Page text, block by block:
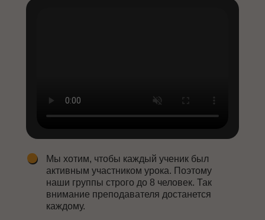
Мы хотим, чтобы каждый ученик был
активным участником урока. Поэтому
наши группы строго до 8 человек. Так
внимание преподавателя достанется
каждому.